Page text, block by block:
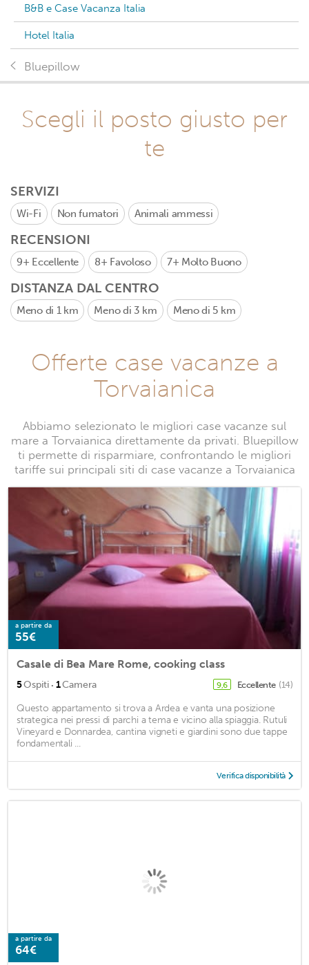
B&B e Case Vacanza Italia
Hotel Italia
Bluepillow
Scegli il posto giusto per
te
SERVIZI
Wi-Fi Non fumatori Animali ammessi
RECENSIONI
9+ Eccellente 8+ Favoloso 7+ Molto Buono
DISTANZA DAL CENTRO
Meno di 1 km Meno di 3 km Meno di 5 km
Offerte case vacanze a
Torvaianica
Abbiamo selezionato le migliori case vacanze sul
mare a Torvaianica direttamente da privati. Bluepillow
ti permette di risparmiare, confrontando le migliori
tariffe sui principali siti di case vacanze a Torvaianica
a partire da
55€
Casale di Bea Mare Rome, cooking class
5Ospiti · 1Camera 9,6 Eccellente (14)
Questo appartamento si trova a Ardea e vanta una posizione
strategica nei pressi di parchi a tema e vicino alla spiaggia. Rutuli
Vineyard e Donnardea, cantina vigneti e giardini sono due tappe
fondamentali ...
Verifica disponibilità
a partire da
64€